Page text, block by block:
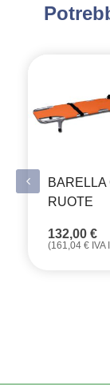
BARELLA
RUOTE
132,00 €
(161,04 € IVA